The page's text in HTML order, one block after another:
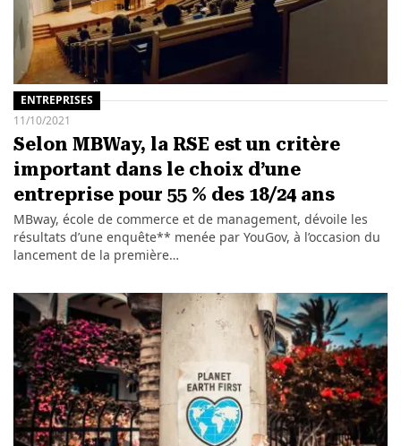
ENTREPRISES
11/10/2021
Selon MBWay, la RSE est un critère
important dans le choix d’une
entreprise pour 55 % des 18/24 ans
MBway, école de commerce et de management, dévoile les
résultats d’une enquête** menée par YouGov, à l’occasion du
lancement de la première…